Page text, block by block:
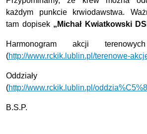
każdym punkcie krwiodawstwa.
tam dopisek „Michał Kwiatkowski
Harmonogram akcji
(http://www.rckik.lublin.pl/terenowe-
Oddziały
(http://www.rckik.lublin.pl/
B.S.P.